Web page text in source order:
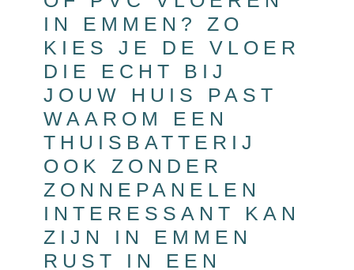
IN EMMEN? ZO
KIES JE DE VLOER
DIE ECHT BIJ
JOUW HUIS PAST
WAAROM EEN
THUISBATTERIJ
OOK ZONDER
ZONNEPANELEN
INTERESSANT KAN
ZIJN IN EMMEN
RUST IN EEN